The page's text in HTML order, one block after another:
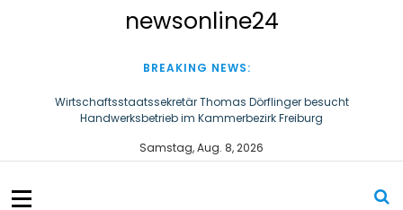
n
newsonline24
BREAKING NEWS:
Wirtschaftsstaatssekretär Thomas Dörflinger besucht
Handwerksbetrieb im Kammerbezirk Freiburg
Ultraschallzahnbürste für Hund und Katze – Tipps zur erfolgreichen
Eingewöhnung
Samstag, Aug. 8, 2026